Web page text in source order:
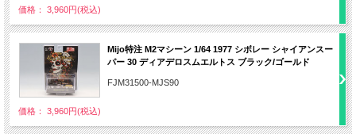
価格： 3,960円(税込)
Mijo特注 M2マシーン 1/64 1977 シボレー シャイアンスー
パー 30 ディアデロスムエルトス ブラック/ゴールド
FJM31500-MJS90
価格： 3,960円(税込)